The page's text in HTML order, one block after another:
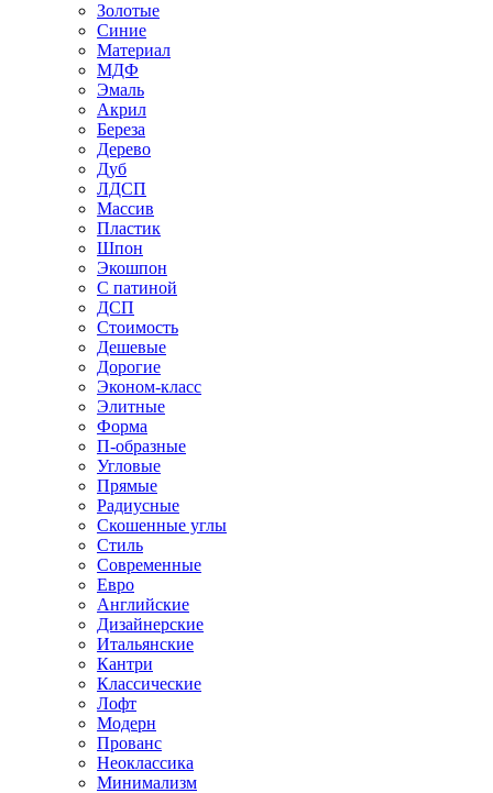
Золотые
Синие
Материал
МДФ
Эмаль
Акрил
Береза
Дерево
Дуб
ЛДСП
Массив
Пластик
Шпон
Экошпон
С патиной
ДСП
Стоимость
Дешевые
Дорогие
Эконом-класс
Элитные
Форма
П-образные
Угловые
Прямые
Радиусные
Скошенные углы
Стиль
Современные
Евро
Английские
Дизайнерские
Итальянские
Кантри
Классические
Лофт
Модерн
Прованс
Неоклассика
Минимализм